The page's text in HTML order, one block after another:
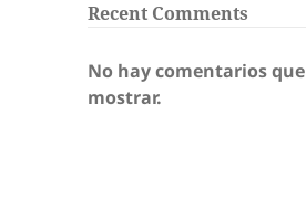
Recent Comments
No hay comentarios que
mostrar.